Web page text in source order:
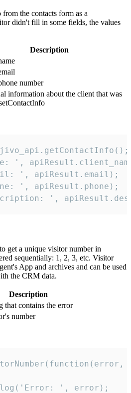
the contacts form as a
didn't fill in some fields, the values
Description
number
information about the client that was
',
', apiResult.email);
', apiResult.phone);
',
get a unique visitor number in
sequentially: 1, 2, 3, etc. Visitor
App and archives and can be used
the CRM data.
Description
that contains the error
number
', error);